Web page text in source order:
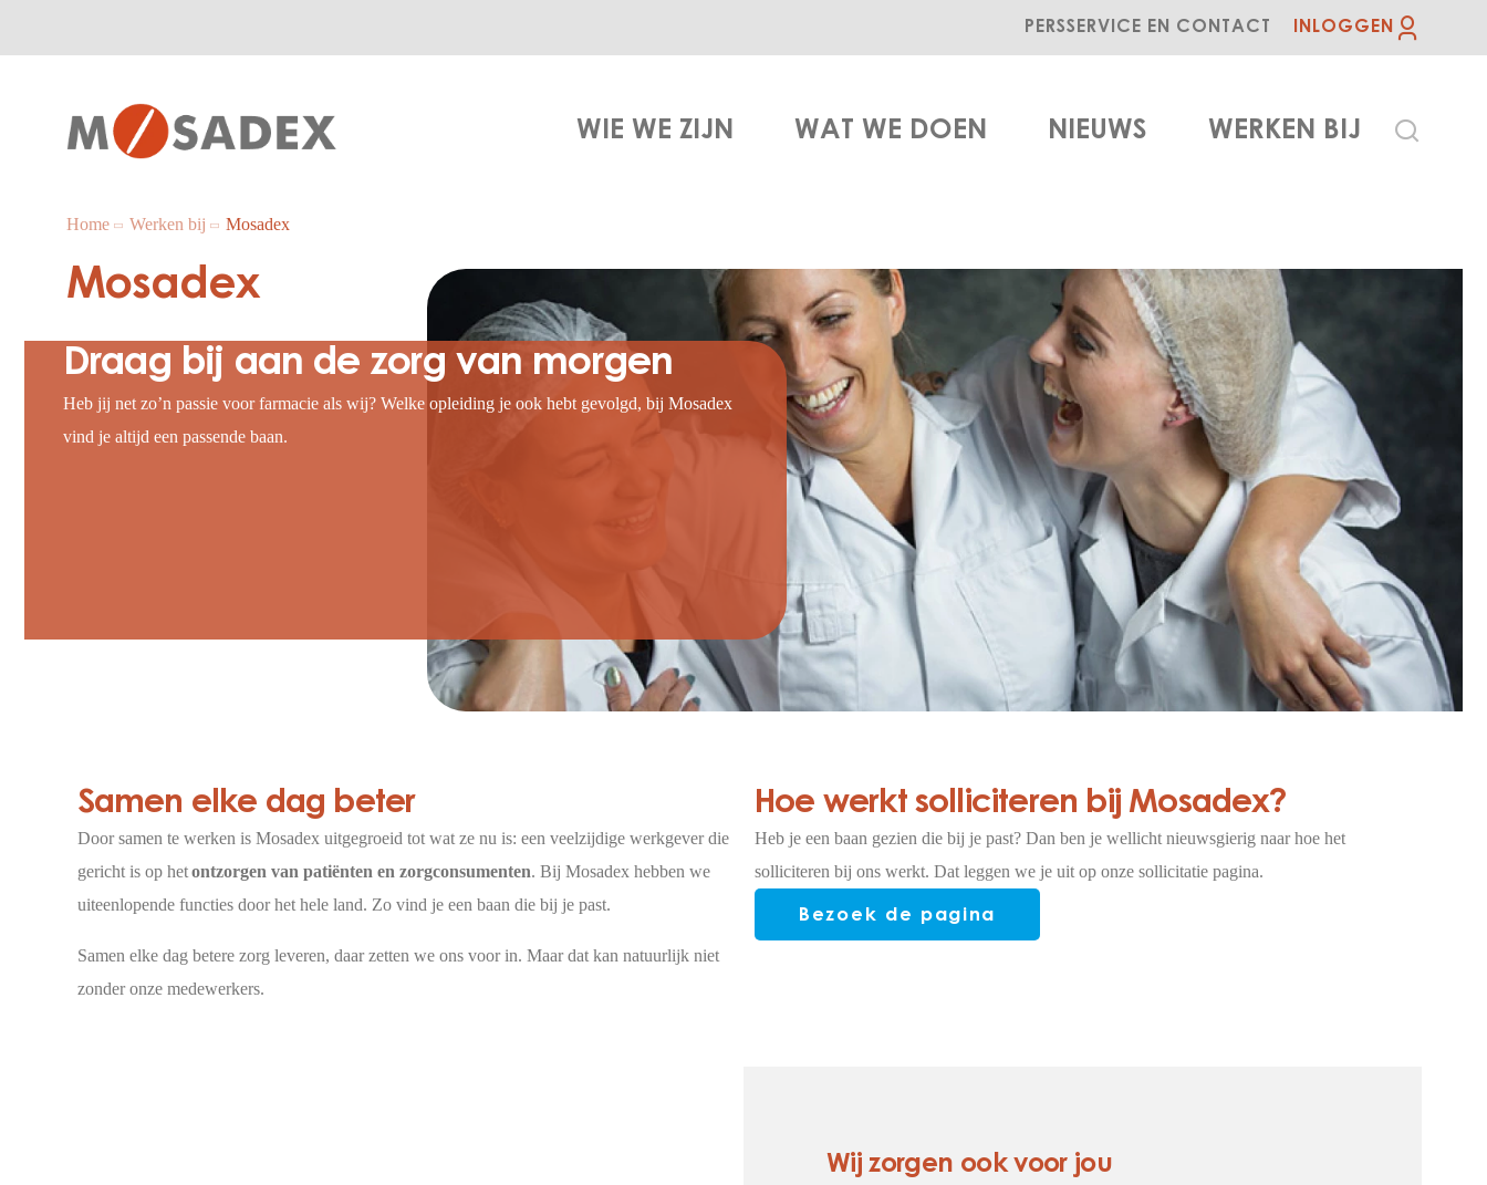
PERSSERVICE EN CONTACT INLOGGEN
WIE WE ZIJN WAT WE DOEN NIEUWS WERKEN BIJ
Home Werken bij Mosadex
Mosadex
Draag bij aan de zorg van morgen
Heb jij net zo’n passie voor farmacie als wij? Welke opleiding je ook hebt gevolgd, bij Mosadex
vind je altijd een passende baan.
Samen elke dag beter
Door samen te werken is Mosadex uitgegroeid tot wat ze nu is: een veelzijdige werkgever die
gericht is op hetontzorgen van patiënten en zorgconsumenten. Bij Mosadex hebben we
uiteenlopende functies door het hele land. Zo vind je een baan die bij je past.
Samen elke dag betere zorg leveren, daar zetten we ons voor in. Maar dat kan natuurlijk niet
zonder onze medewerkers.
Hoe werkt solliciteren bij Mosadex?
Heb je een baan gezien die bij je past? Dan ben je wellicht nieuwsgierig naar hoe het
solliciteren bij ons werkt. Dat leggen we je uit op onze sollicitatie pagina.
Bezoek de pagina
Wij zorgen ook voor jou